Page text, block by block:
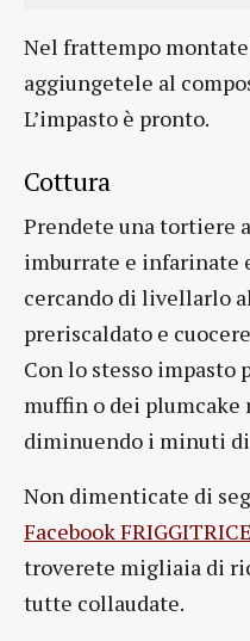
Nel frattempo
aggiungetele al
L’impasto è pronto.
Cottura
Prendete una tortiere
imburrate e infarinate
cercando di livellarlo
preriscaldato e
Con lo stesso impasto
muffin o dei plumcake
diminuendo i minuti
Non dimenticate di
Facebook
troverete migliaia di
tutte collaudate.